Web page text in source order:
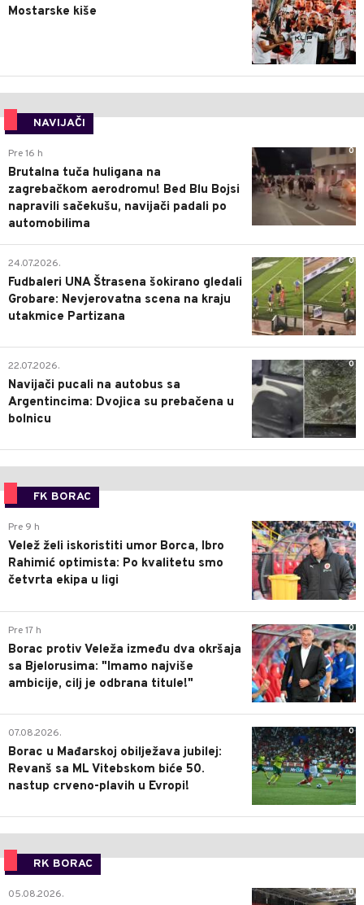
Mostarske kiše
NAVIJAČI
0
Pre 16 h
Brutalna tuča huligana na
zagrebačkom aerodromu! Bed Blu Bojsi
napravili sačekušu, navijači padali po
automobilima
0
24.07.2026.
Fudbaleri UNA Štrasena šokirano gledali
Grobare: Nevjerovatna scena na kraju
utakmice Partizana
0
22.07.2026.
Navijači pucali na autobus sa
Argentincima: Dvojica su prebačena u
bolnicu
FK BORAC
0
Pre 9 h
Velež želi iskoristiti umor Borca, Ibro
Rahimić optimista: Po kvalitetu smo
četvrta ekipa u ligi
0
Pre 17 h
Borac protiv Veleža između dva okršaja
sa Bjelorusima: "Imamo najviše
ambicije, cilj je odbrana titule!"
0
07.08.2026.
Borac u Mađarskoj obilježava jubilej:
Revanš sa ML Vitebskom biće 50.
nastup crveno-plavih u Evropi!
RK BORAC
0
05.08.2026.